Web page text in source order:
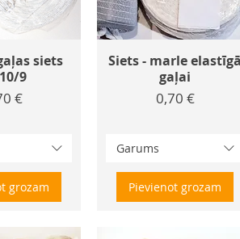
siets
9
€
grozam
Siets - marle elastīgā
gaļai
Cena
0,70 €
Garums
Pievienot grozam